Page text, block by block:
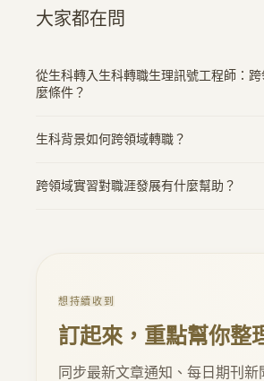
大家都在問
從生科轉入生科轉職生理訊號工程師：
麼條件？
解和熱忱。
生科背景如何跨領域轉職？
驗，並善用生科背景的分析能力。
跨領域實習對職涯發展有什麼幫助？
想持續收到
訂起來，重點幫你整
同步最新文章通知、每日期刊新